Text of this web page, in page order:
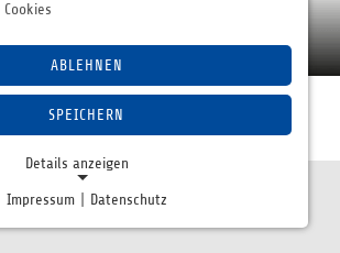
zu modernsten
gehören im Bereich Netzbau:
ABLEHNEN
SPEICHERN
Details anzeigen
ermöglichen grundlegende
Impressum Datenschutz